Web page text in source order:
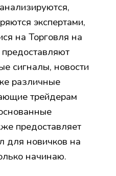
экспертами,
на Торговля на
сигналы, новости
различные
трейдерам
предоставляет
для новичков на
начинаю.